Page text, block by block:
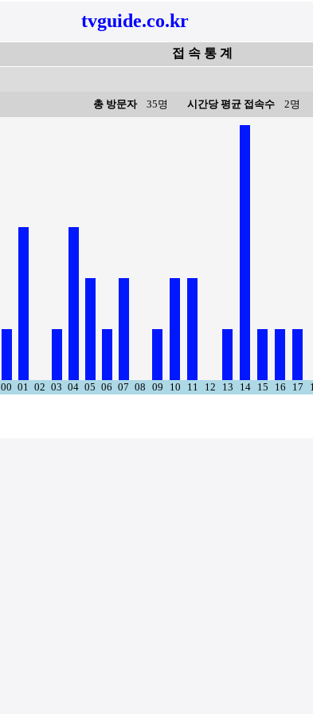
tvguide.co.kr
접 속 통 계
총 방문자35명 시간당 평균 접속수2명
00 01 02 03 04 05 06 07 08 09 10 11 12 13 14 15 16 17